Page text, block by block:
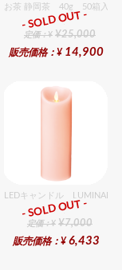
お茶 静岡茶 40g 50箱入セ
ギフト
定価：¥ ¥25,000
販売価格：¥ 14,900
- SOLD OUT -
LEDキャンドル
ギフト
定価：¥ ¥7,000
販売価格：¥ 6,433
- SOLD OUT -